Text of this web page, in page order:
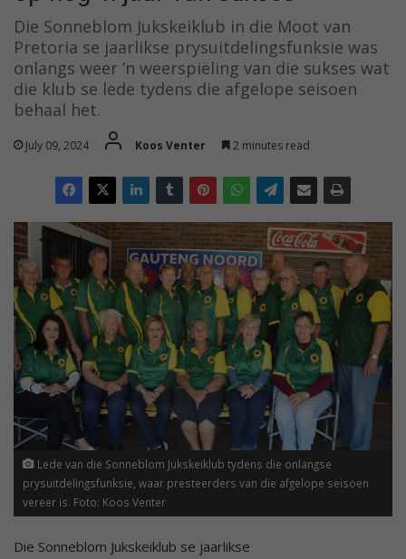
Die Sonneblom Jukskeiklub in die Moot van
Pretoria se jaarlikse prysuitdelingsfunksie was
onlangs weer ’n weerspiëling van die sukses wat
die klub se lede tydens die afgelope seisoen
behaal het.
July 09, 2024 Koos Venter 2 minutes read
Lede van die Sonneblom Jukskeiklub tydens die onlangse
prysuitdelingsfunksie, waar presteerders van die afgelope seisoen
vereer is. Foto: Koos Venter
Die Sonneblom Jukskeiklub se jaarlikse